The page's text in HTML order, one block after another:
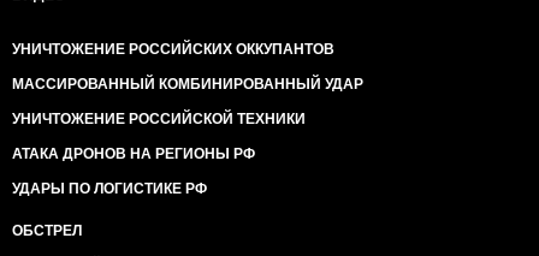
УНИЧТОЖЕНИЕ РОССИЙСКИХ ОККУПАНТОВ
МАССИРОВАННЫЙ КОМБИНИРОВАННЫЙ УДАР
УНИЧТОЖЕНИЕ РОССИЙСКОЙ ТЕХНИКИ
АТАКА ДРОНОВ НА РЕГИОНЫ РФ
УДАРЫ ПО ЛОГИСТИКЕ РФ
ОБСТРЕЛ